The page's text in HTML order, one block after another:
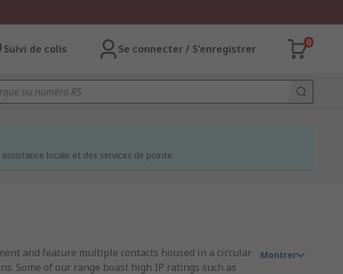
Suivi de colis Se connecter / S'enregistrer
0
locale et des services de pointe.
and feature multiple contacts housed in a circular
Some of our range boast high IP ratings such as
Montrer